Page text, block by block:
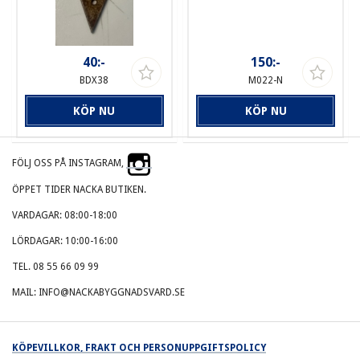
40:-
BDX38
KÖP NU
150:-
M022-N
KÖP NU
FÖLJ OSS PÅ INSTAGRAM,
ÖPPET TIDER NACKA BUTIKEN.
VARDAGAR: 08:00-18:00
LÖRDAGAR: 10:00-16:00
TEL. 08 55 66 09 99
MAIL: INFO@NACKABYGGNADSVARD.SE
KÖPEVILLKOR, FRAKT OCH PERSONUPPGIFTSPOLICY